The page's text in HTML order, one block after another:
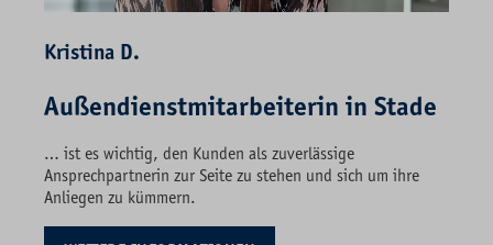
Kristina D.
Außendienstmitarbeiterin in Stade
… ist es wichtig, den Kunden als zuverlässige
Ansprechpartnerin zur Seite zu stehen und sich um ihre
Anliegen zu kümmern.